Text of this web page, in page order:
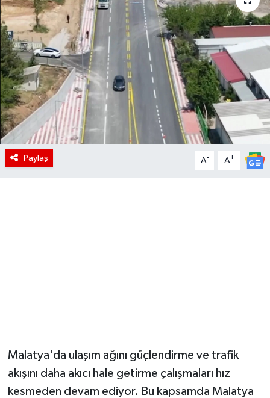
Paylaş A- A+
Malatya'da ulaşım ağını güçlendirme ve trafik
akışını daha akıcı hale getirme çalışmaları hız
kesmeden devam ediyor. Bu kapsamda Malatya